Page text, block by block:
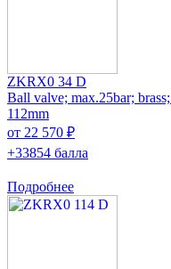
ZKRX0 34 D
Ball valve; max.25bar;
112mm
от 22 570 ₽
+33854 балла
Подробнее